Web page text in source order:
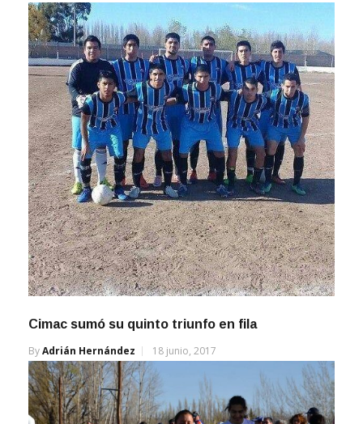
Cimac sumó su quinto triunfo en fila
ByAdrián Hernández 18 junio, 2017